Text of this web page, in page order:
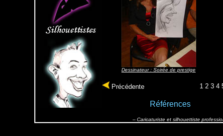
Dessinateur : Soirée de prestige
Précédente 1 2 3 4
Références
-- Caricaturiste et silhouettiste